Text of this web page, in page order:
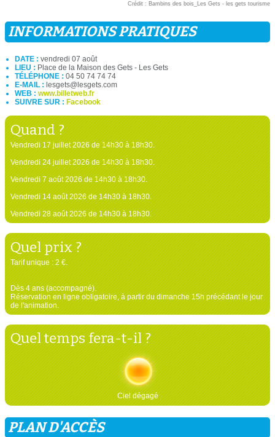
Crédit : Bambins des bois_Les Gets - les gets tourisme
INFORMATIONS PRATIQUES
DATE : vendredi 07 août
LIEU : Place de la Maison des Gets - Les Gets
TÉLÉPHONE : 04 50 74 74 74
E-MAIL : lesgets@lesgets.com
WEB : www.billetweb.fr
SUIVRE SUR : Facebook
Quand ?
Vendredi 17 juillet 2026 de 14h30 à 18h30.
Vendredi 24 juillet 2026 de 14h30 à 18h30.
Vendredi 7 août 2026 de 14h30 à 18h30.
Vendredi 14 août 2026 de 14h30 à 18h30.
Vendredi 28 août 2026 de 14h30 à 18h30.
Quel prix ?
Tarif unique : 2 €.
Dès 4 ans (accompagné).
Réservation en ligne obligatoire, à partir du dimanche 15h précédant le jour
de l'animation.
Quel temps fera-t-il ?
Ciel dégagé
PLAN D'ACCÈS